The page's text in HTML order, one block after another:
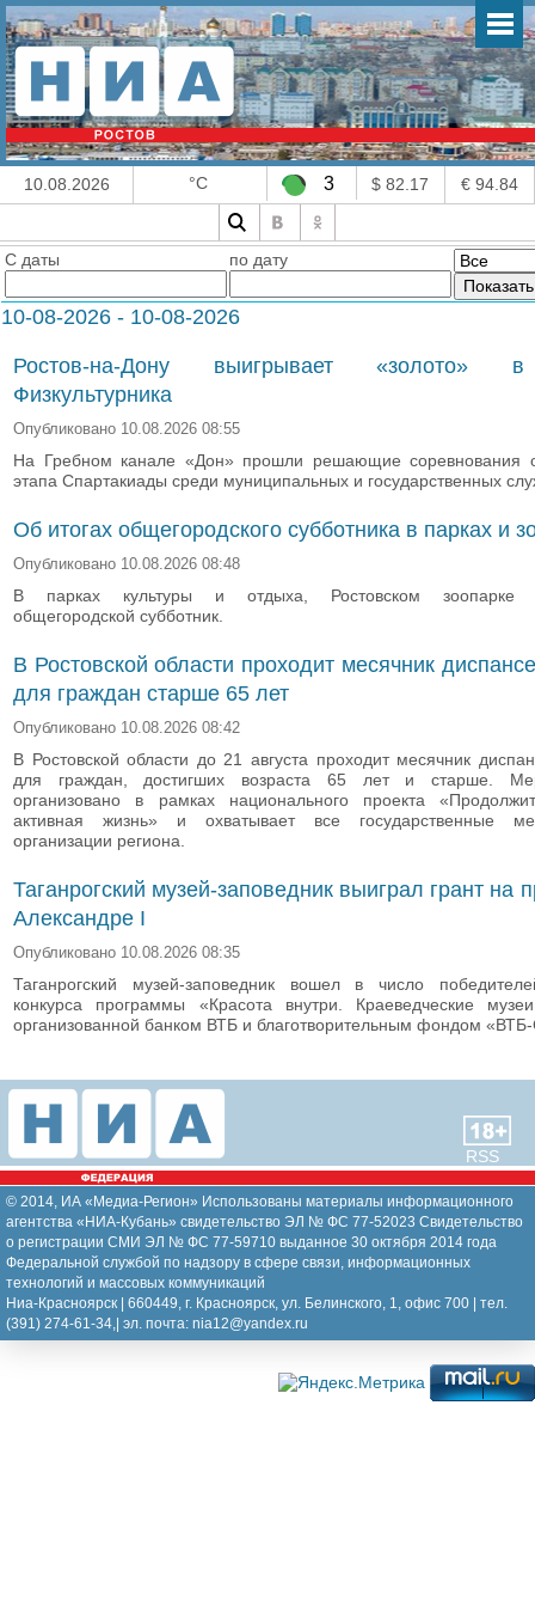
10.08.2026 °C 3 $ 82.17 € 94.84
С даты по дату
10-08-2026 - 10-08-2026
Ростов-на-Дону выигрывает «золото»
Физкультурника
Опубликовано 10.08.2026 08:55
На Гребном канале «Дон» прошли решающие соревнования
этапа Спартакиады среди муниципальных и государственных
Об итогах общегородского субботника в парках и
Опубликовано 10.08.2026 08:48
В парках культуры и отдыха, Ростовском зоопарке
общегородской субботник.
В Ростовской области проходит месячник
для граждан старше 65 лет
Опубликовано 10.08.2026 08:42
В Ростовской области до 21 августа проходит месячник
для граждан, достигших возраста 65 лет и старше.
организовано в рамках национального проекта
активная жизнь» и охватывает все государственные
организации региона.
Таганрогский музей-заповедник выиграл грант на
Александре I
Опубликовано 10.08.2026 08:35
Таганрогский музей-заповедник вошел в число
конкурса программы «Красота внутри. Краеведческие
организованной банком ВТБ и благотворительным фондом
RSS
© 2014, ИА «Медиа-Регион» Использованы материалы информационного
агентства «НИА-Кубань» свидетельство ЭЛ № ФС 77-52023 Свидетельство
о регистрации СМИ ЭЛ № ФС 77-59710 выданное 30 октября 2014 года
Федеральной службой по надзору в сфере связи, информационных
технологий и массовых коммуникаций
Ниа-Красноярск | 660449, г. Красноярск, ул. Белинского, 1, офис 700 | тел.
(391) 274-61-34,| эл. почта: nia12@yandex.ru